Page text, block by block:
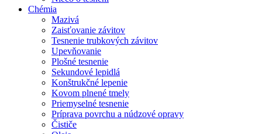
Chémia
Mazivá
Zaisťovanie závitov
Tesnenie trubkových závitov
Upevňovanie
Plošné tesnenie
Sekundové lepidlá
Konštrukčné lepenie
Kovom plnené tmely
Priemyselné tesnenie
Príprava povrchu a núdzové opravy
Čističe